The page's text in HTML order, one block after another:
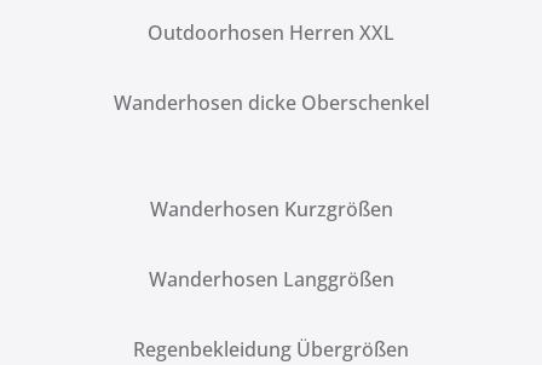
Outdoorhosen Herren XXL
Wanderhosen dicke Oberschenkel
Wanderhosen Kurzgrößen
Wanderhosen Langgrößen
Regenbekleidung Übergrößen